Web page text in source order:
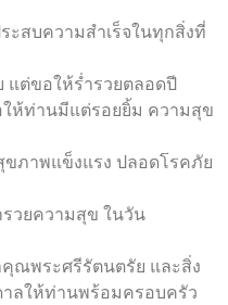
ะสบความสำเร็จในทุกสิ่งที่
แต่ขอให้ร่ำรวยตลอดปี
ห้ท่านมีแต่รอยยิ้ม ความสุข
ภาพแข็งแรง ปลอดโรคภัย
รวยความสุข ในวัน
ณพระศรีรัตนตรัย และสิ่ง
ลให้ท่านพร้อมครอบครัว